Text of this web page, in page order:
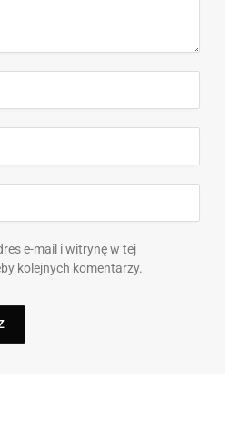
e-mail i witrynę w tej
kolejnych komentarzy.